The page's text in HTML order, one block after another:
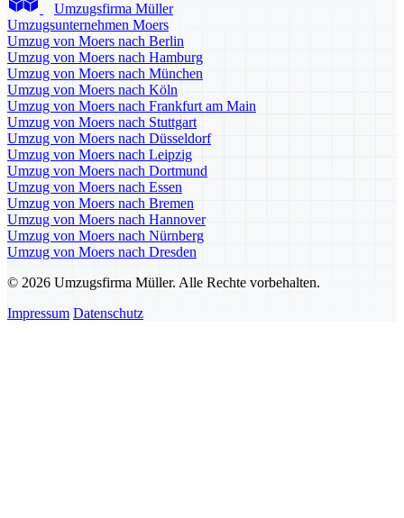
Umzugsfirma Müller
Umzugsunternehmen Moers
Umzug von Moers nach Berlin
Umzug von Moers nach Hamburg
Umzug von Moers nach München
Umzug von Moers nach Köln
Umzug von Moers nach Frankfurt am Main
Umzug von Moers nach Stuttgart
Umzug von Moers nach Düsseldorf
Umzug von Moers nach Leipzig
Umzug von Moers nach Dortmund
Umzug von Moers nach Essen
Umzug von Moers nach Bremen
Umzug von Moers nach Hannover
Umzug von Moers nach Nürnberg
Umzug von Moers nach Dresden
© 2026 Umzugsfirma Müller. Alle Rechte vorbehalten.
Impressum Datenschutz